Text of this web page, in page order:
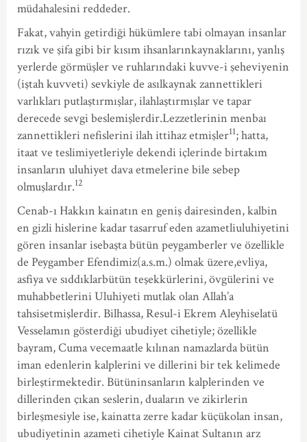
müdahalesini reddeder.
Fakat, vahyin getirdiği hükümlere tabi olmayan insanlar
rızık ve şifa gibi bir kısım ihsanlarınkaynaklarını, yanlış
yerlerde görmüşler ve ruhlarındaki kuvve-i şeheviyenin
(iştah kuvveti) sevkiyle de asılkaynak zannettikleri
varlıkları putlaştırmışlar, ilahlaştırmışlar ve tapar
derecede sevgi beslemişlerdir.Lezzetlerinin menbaı
zannettikleri nefislerini ilah ittihaz etmişler11; hatta,
itaat ve teslimiyetleriyle dekendi içlerinde birtakım
insanların uluhiyet dava etmelerine bile sebep
olmuşlardır.12
Cenab-ı Hakkın kainatın en geniş dairesinden, kalbin
en gizli hislerine kadar tasarruf eden azametliuluhiyetini
gören insanlar isebaşta bütün peygamberler ve özellikle
de Peygamber Efendimiz(a.s.m.) olmak üzere,evliya,
asfiya ve sıddıklarbütün teşekkürlerini, övgülerini ve
muhabbetlerini Uluhiyeti mutlak olan Allah’a
tahsisetmişlerdir. Bilhassa, Resul-i Ekrem Aleyhiselatü
Vesselamın gösterdiği ubudiyet cihetiyle; özellikle
bayram, Cuma vecemaatle kılınan namazlarda bütün
iman edenlerin kalplerini ve dillerini bir tek kelimede
birleştirmektedir. Bütüninsanların kalplerinden ve
dillerinden çıkan seslerin, duaların ve zikirlerin
birleşmesiyle ise, kainatta zerre kadar küçükolan insan,
ubudiyetinin azameti cihetiyle Kainat Sultanın arz